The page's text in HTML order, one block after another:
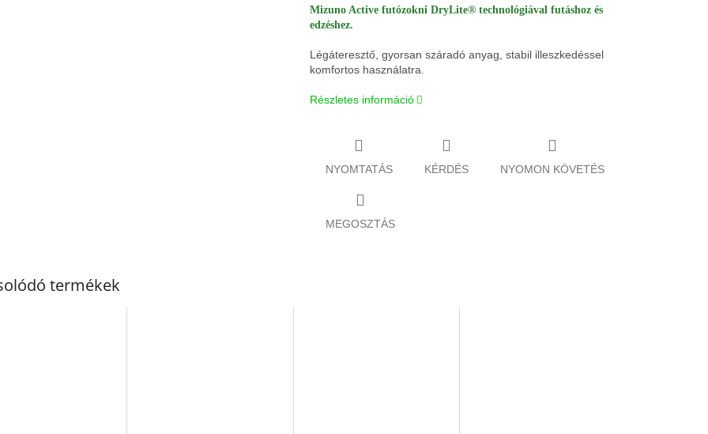
Mizuno Active futózokni DryLite® technológiával futáshoz és
edzéshez.
Légáteresztő, gyorsan száradó anyag, stabil illeszkedéssel
komfortos használatra.
Részletes információ
NYOMTATÁS KÉRDÉS NYOMON KÖVETÉS
MEGOSZTÁS
termékek